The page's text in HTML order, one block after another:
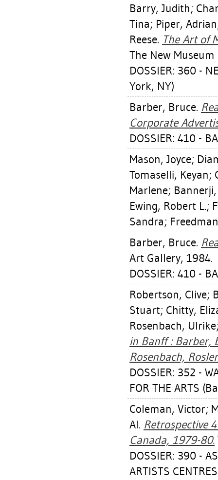
Barry, Judith;
Tina; Piper, Adrian
Reese. The Art of
The New
DOSSIER: 360 -
York, NY)
Barber, Bruce.
Corporate
DOSSIER: 410 -
Mason, Joyce;
Tomaselli, Keyan;
Marlene;
Ewing, Robert L.;
Sandra;
Barber, Bruce.
Art Gallery, 1984.
DOSSIER: 410 -
Robertson, Clive;
Stuart; Chitty,
Rosenbach, Ulrike
in Banff : Barber,
Rosenbach,
DOSSIER: 352 -
FOR THE ARTS
Coleman, Victor;
Al. Retrospective
Canada, 1979-80.
DOSSIER: 390 -
ARTISTS